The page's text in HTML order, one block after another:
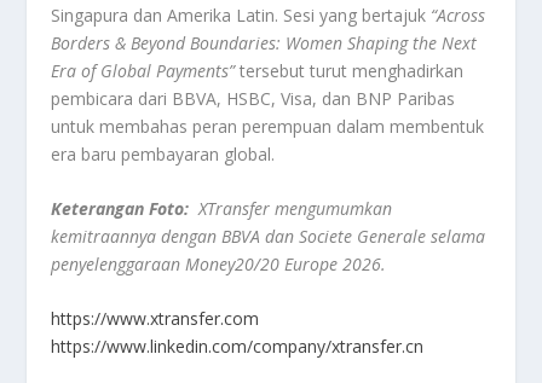
Singapura dan Amerika Latin. Sesi yang bertajuk “Across
Borders & Beyond Boundaries: Women Shaping the Next
Era of Global Payments”tersebut turut menghadirkan
pembicara dari BBVA, HSBC, Visa, dan BNP Paribas
untuk membahas peran perempuan dalam membentuk
era baru pembayaran global.
Keterangan Foto:XTransfer mengumumkan
kemitraannya dengan BBVA dan Societe Generale selama
penyelenggaraan Money20/20 Europe 2026.
https://www.xtransfer.com
https://www.linkedin.com/company/xtransfer.cn